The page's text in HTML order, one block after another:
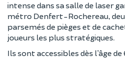
intense dans sa salle de laser
métro Denfert-Rochereau,
parsemés de pièges et de
joueurs les plus stratégiques.
Ils sont accessibles dès l’âge